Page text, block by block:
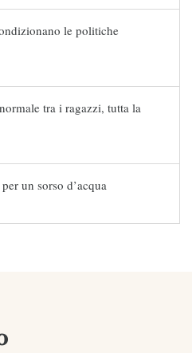
le politiche
tra i ragazzi, tutta la
un sorso d’acqua